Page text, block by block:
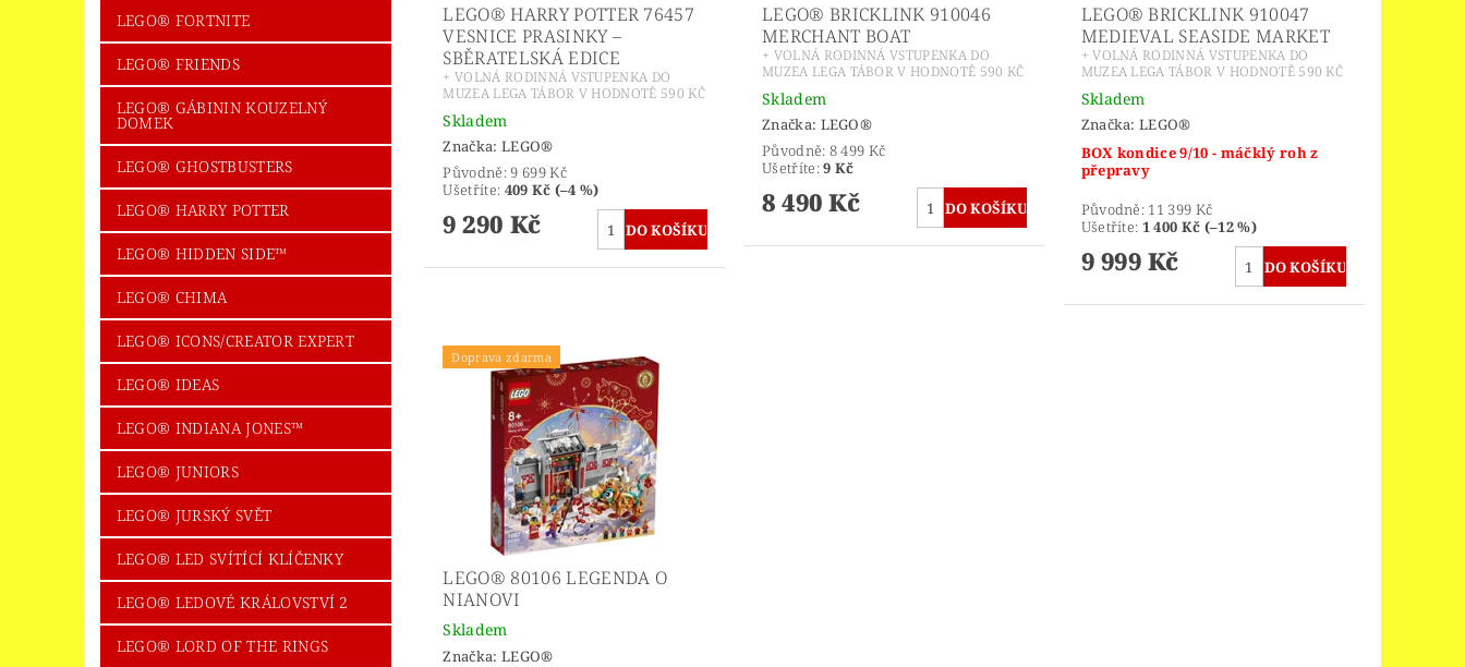
LEGO® FORTNITE
LEGO® FRIENDS
LEGO® GÁBININ KOUZELNÝ
DOMEK
LEGO® GHOSTBUSTERS
LEGO® HARRY POTTER
LEGO® HIDDEN SIDE™
LEGO® CHIMA
LEGO® ICONS/CREATOR EXPERT
LEGO® IDEAS
LEGO® INDIANA JONES™
LEGO® JUNIORS
LEGO® JURSKÝ SVĚT
LEGO® LED SVÍTÍCÍ KLÍČENKY
LEGO® LEDOVÉ KRÁLOVSTVÍ 2
LEGO® LORD OF THE RINGS
LEGO® HARRY POTTER 76457
VESNICE PRASINKY –
SBĚRATELSKÁ EDICE
+ VOLNÁ RODINNÁ VSTUPENKA DO
MUZEA LEGA TÁBOR V HODNOTĚ 590 KČ
Skladem
Značka: LEGO®
Původně:9 699 Kč
Ušetříte: 409 Kč (–4 %)
9 290 Kč
LEGO® BRICKLINK 910046
MERCHANT BOAT
+ VOLNÁ RODINNÁ VSTUPENKA DO
MUZEA LEGA TÁBOR V HODNOTĚ 590 KČ
Skladem
Značka: LEGO®
Původně: 8 499 Kč
Ušetříte:9 Kč
8 490 Kč
LEGO® BRICKLINK 910047
MEDIEVAL SEASIDE MARKET
+ VOLNÁ RODINNÁ VSTUPENKA DO
MUZEA LEGA TÁBOR V HODNOTĚ 590 KČ
Skladem
Značka:LEGO®
BOX kondice 9/10 - máčklý roh z
přepravy
Původně: 11 399 Kč
Ušetříte: 1 400 Kč (–12 %)
9 999 Kč
Doprava zdarma
LEGO® 80106 LEGENDA O
NIANOVI
Skladem
Značka: LEGO®